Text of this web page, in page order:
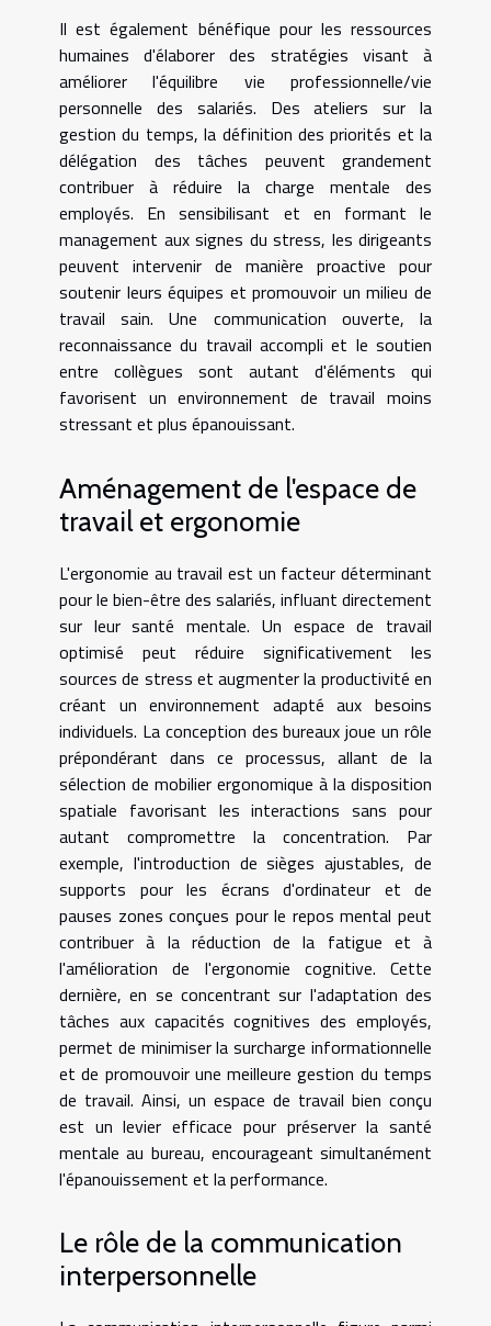
Il est également bénéfique pour les ressources
humaines d'élaborer des stratégies visant à
améliorer l'équilibre vie professionnelle/vie
personnelle des salariés. Des ateliers sur la
gestion du temps, la définition des priorités et la
délégation des tâches peuvent grandement
contribuer à réduire la charge mentale des
employés. En sensibilisant et en formant le
management aux signes du stress, les dirigeants
peuvent intervenir de manière proactive pour
soutenir leurs équipes et promouvoir un milieu de
travail sain. Une communication ouverte, la
reconnaissance du travail accompli et le soutien
entre collègues sont autant d'éléments qui
favorisent un environnement de travail moins
stressant et plus épanouissant.
Aménagement de l'espace de
travail et ergonomie
L'ergonomie au travail est un facteur déterminant
pour le bien-être des salariés, influant directement
sur leur santé mentale. Un espace de travail
optimisé peut réduire significativement les
sources de stress et augmenter la productivité en
créant un environnement adapté aux besoins
individuels. La conception des bureaux joue un rôle
prépondérant dans ce processus, allant de la
sélection de mobilier ergonomique à la disposition
spatiale favorisant les interactions sans pour
autant compromettre la concentration. Par
exemple, l'introduction de sièges ajustables, de
supports pour les écrans d'ordinateur et de
pauses zones conçues pour le repos mental peut
contribuer à la réduction de la fatigue et à
l'amélioration de l'ergonomie cognitive. Cette
dernière, en se concentrant sur l'adaptation des
tâches aux capacités cognitives des employés,
permet de minimiser la surcharge informationnelle
et de promouvoir une meilleure gestion du temps
de travail. Ainsi, un espace de travail bien conçu
est un levier efficace pour préserver la santé
mentale au bureau, encourageant simultanément
l'épanouissement et la performance.
Le rôle de la communication
interpersonnelle